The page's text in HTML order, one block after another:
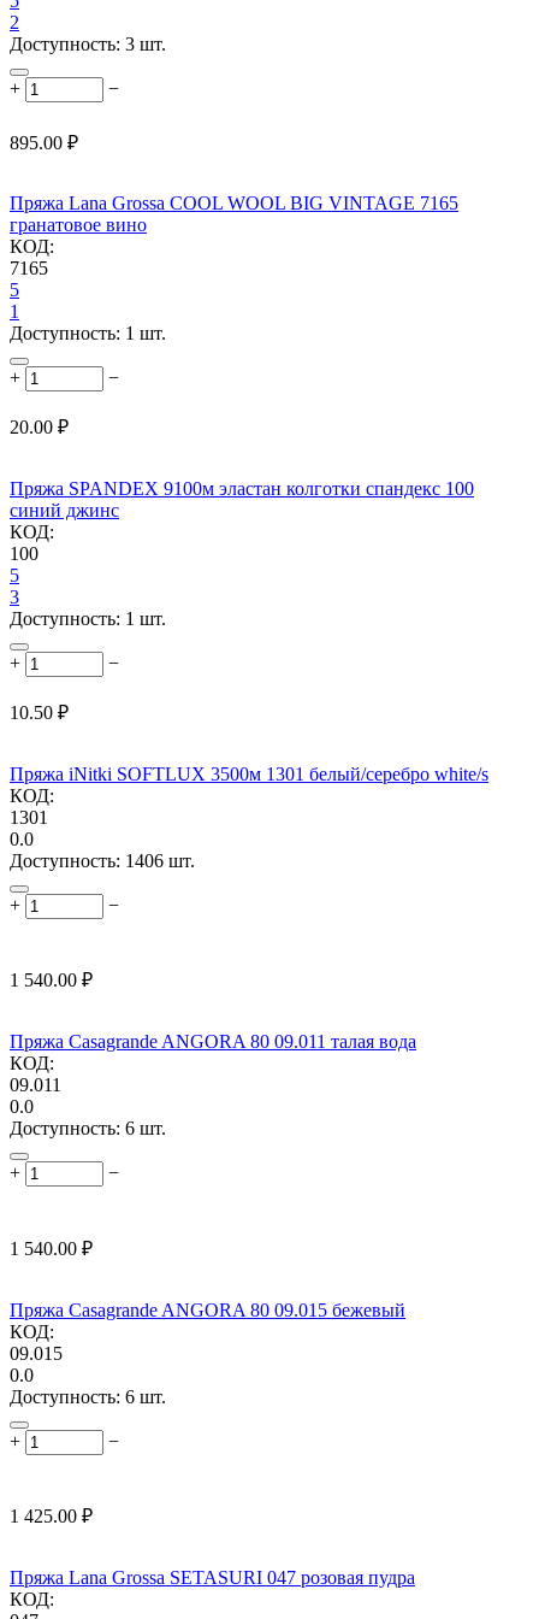
2
Доступность: 3 шт.
+ −
895.00 ₽
Пряжа Lana Grossa COOL WOOL BIG VINTAGE 7165
гранатовое вино
КОД:
7165
5
1
Доступность: 1 шт.
+ −
20.00 ₽
Пряжа SPANDEX 9100м эластан колготки спандекс 100
синий джинс
КОД:
100
5
3
Доступность: 1 шт.
+ −
10.50 ₽
Пряжа iNitki SOFTLUX 3500м 1301 белый/серебро white/s
КОД:
1301
0.0
Доступность: 1406 шт.
+ −
1 540.00 ₽
Пряжа Casagrande ANGORA 80 09.011 талая вода
КОД:
09.011
0.0
Доступность: 6 шт.
+ −
1 540.00 ₽
Пряжа Casagrande ANGORA 80 09.015 бежевый
КОД:
09.015
0.0
Доступность: 6 шт.
+ −
1 425.00 ₽
Пряжа Lana Grossa SETASURI 047 розовая пудра
КОД: